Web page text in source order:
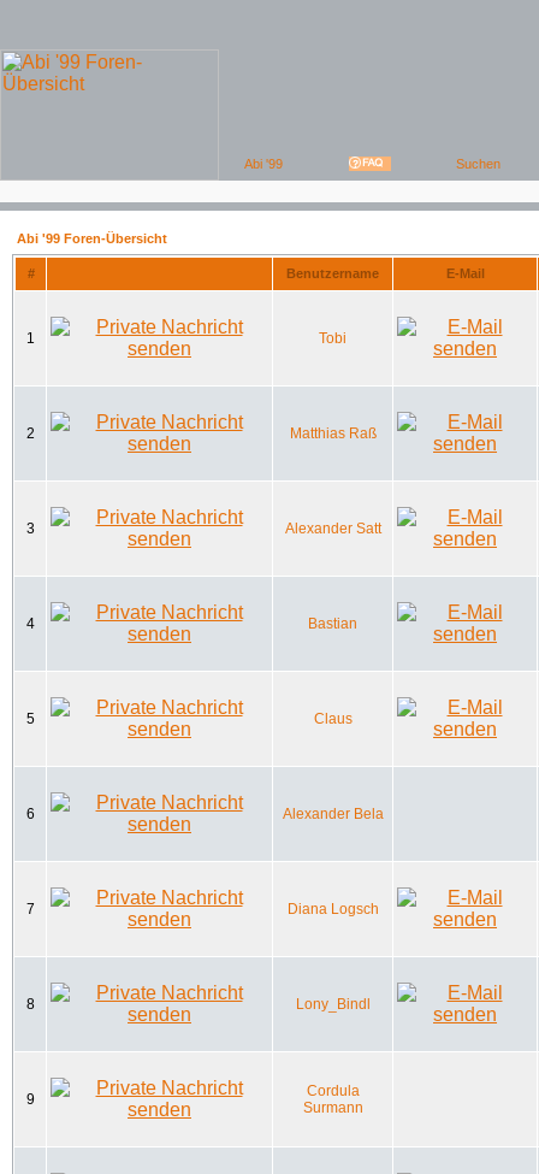
Abi '99 Foren-Übersicht
# Benutzername E-Mail
1 Tobi
2 Matthias Raß
3 Alexander Satt
4 Bastian
5 Claus
6 Alexander Bela
7 Diana Logsch
8 Lony_Bindl
9
Cordula
Surmann